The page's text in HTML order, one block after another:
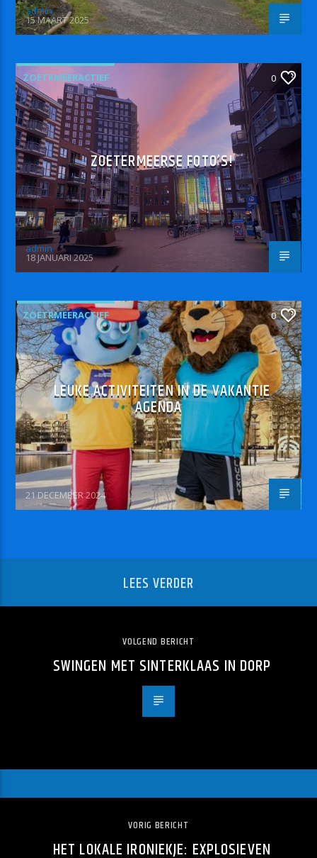
admin
15 MAART 2025
ZOETRMEERACTIEF 0
ZOETERMEERSE FOTO’S!
admin
18 JANUARI 2025
ZOETRMEERACTIEF 0
LEUKE ACTIVITEITEN IN DE VAKANTIE
AGENDA
21 DECEMBER 2024
LEES VERDER
VOLGEND BERICHT
SWINGEN MET SINTERKLAAS IN DORP
VORIG BERICHT
HET LOKALE IRONIEKJE: EXPLOSIEVEN